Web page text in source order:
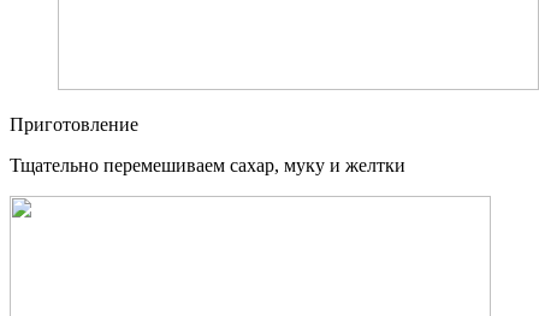
Приготовление
Тщательно перемешиваем сахар, муку и желтки